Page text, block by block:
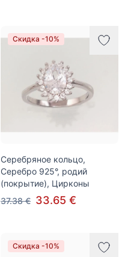
Скидка -10%
Серебряное кольцо,
Серебро 925°, родий
(покрытие), Цирконы
37.38 € 33.65 €
Скидка -10%